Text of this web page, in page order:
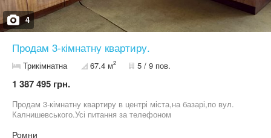
4
Продам 3-кімнатну квартиру.
Трикімнатна 67.4 м2 5 / 9 пов.
1 387 495 грн.
Продам 3-кімнатну квартиру в центрі міста,на базарі,по вул.
Калнишевського.Усі питання за телефоном
Ромни